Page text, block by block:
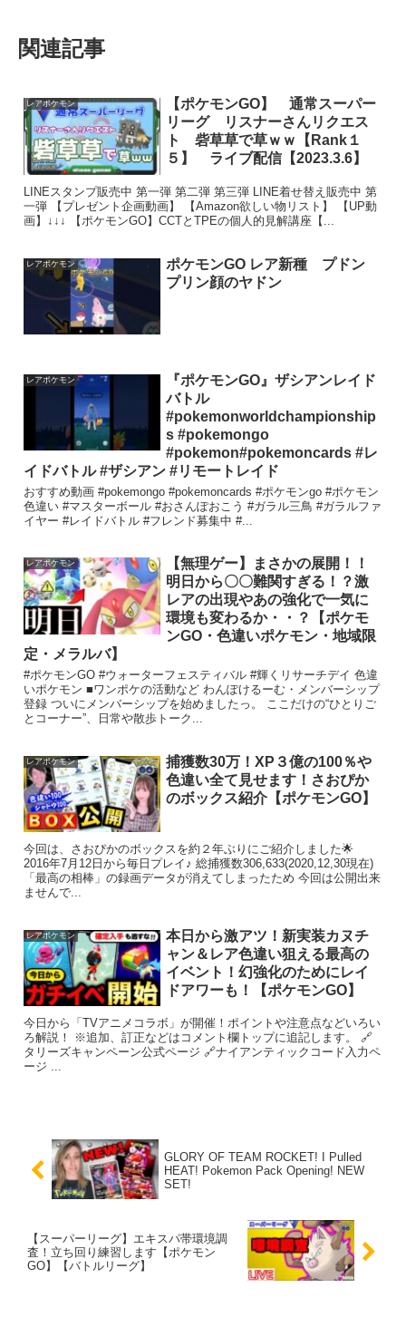
関連記事
レアポケモン
【ポケモンGO】 通常スーパー
リーグ リスナーさんリクエス
ト 砦草草で草ｗｗ【Rank１
５】 ライブ配信【2023.3.6】
LINEスタンプ販売中 第一弾 第二弾 第三弾 LINE着せ替え販売中 第
一弾 【プレゼント企画動画】 【Amazon欲しい物リスト】 【UP動
画】↓↓↓ 【ポケモンGO】CCTとTPEの個人的見解講座【...
レアポケモン
ポケモンGO レア新種 プドン
プリン顔のヤドン
レアポケモン
『ポケモンGO』ザシアンレイド
バトル
#pokemonworldchampionship
s #pokemongo
#pokemon#pokemoncards #レ
イドバトル #ザシアン #リモートレイド
おすすめ動画 #pokemongo #pokemoncards #ポケモンgo #ポケモン
色違い #マスターボール #おさんぽおこう #ガラル三鳥 #ガラルファ
イヤー #レイドバトル #フレンド募集中 #...
レアポケモン
【無理ゲー】まさかの展開！！
明日から〇〇難関すぎる！？激
レアの出現やあの強化で一気に
環境も変わるか・・？【ポケモ
ンGO・色違いポケモン・地域限
定・メラルバ】
#ポケモンGO #ウォーターフェスティバル #輝くリサーチデイ 色違
いポケモン ■ワンポケの活動など わんぽけるーむ・メンバーシップ
登録 ついにメンバーシップを始めましたっ。 ここだけの“ひとりご
とコーナー”、日常や散歩トーク...
レアポケモン
捕獲数30万！XP３億の100％や
色違い全て見せます！さおぴか
のボックス紹介【ポケモンGO】
今回は、さおぴかのボックスを約２年ぶりにご紹介しました🌟
2016年7月12日から毎日プレイ♪ 総捕獲数306,633(2020,12,30現在)
「最高の相棒」の録画データが消えてしまったため 今回は公開出来
ませんで...
レアポケモン
本日から激アツ！新実装カヌチ
ャン＆レア色違い狙える最高の
イベント！幻強化のためにレイ
ドアワーも！【ポケモンGO】
今日から「TVアニメコラボ」が開催！ポイントや注意点などいろい
ろ解説！ ※追加、訂正などはコメント欄トップに追記します。 🔗
タリーズキャンペーン公式ページ 🔗ナイアンティックコード入力ペ
ージ ...
GLORY OF TEAM ROCKET! I Pulled
HEAT! Pokemon Pack Opening! NEW
SET!
【スーパーリーグ】エキスパ帯環境調
査！立ち回り練習します【ポケモン
GO】【バトルリーグ】